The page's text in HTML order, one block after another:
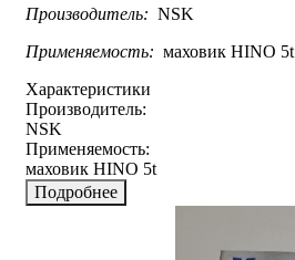
Производитель: NSK
Применяемость: маховик HINO 5t
Характеристики
Производитель:
NSK
Применяемость:
маховик HINO 5t
Подробнее